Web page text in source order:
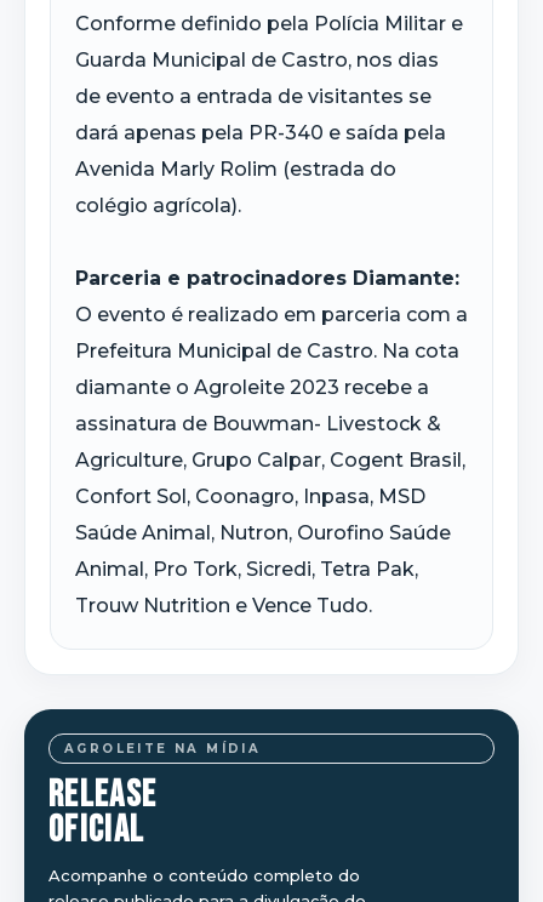
AGROLEITE NA MÍDIA
RELEASE
OFICIAL
Acompanhe o conteúdo completo do
Conforme definido pela Polícia Militar e
Guarda Municipal de Castro, nos dias
de evento a entrada de visitantes se
dará apenas pela PR-340 e saída pela
Avenida Marly Rolim (estrada do
colégio agrícola).
Parceria e patrocinadores Diamante:
O evento é realizado em parceria com a
Prefeitura Municipal de Castro. Na cota
diamante o Agroleite 2023 recebe a
assinatura de Bouwman- Livestock &
Agriculture, Grupo Calpar, Cogent Brasil,
Confort Sol, Coonagro, Inpasa, MSD
Saúde Animal, Nutron, Ourofino Saúde
Animal, Pro Tork, Sicredi, Tetra Pak,
Trouw Nutrition e Vence Tudo.